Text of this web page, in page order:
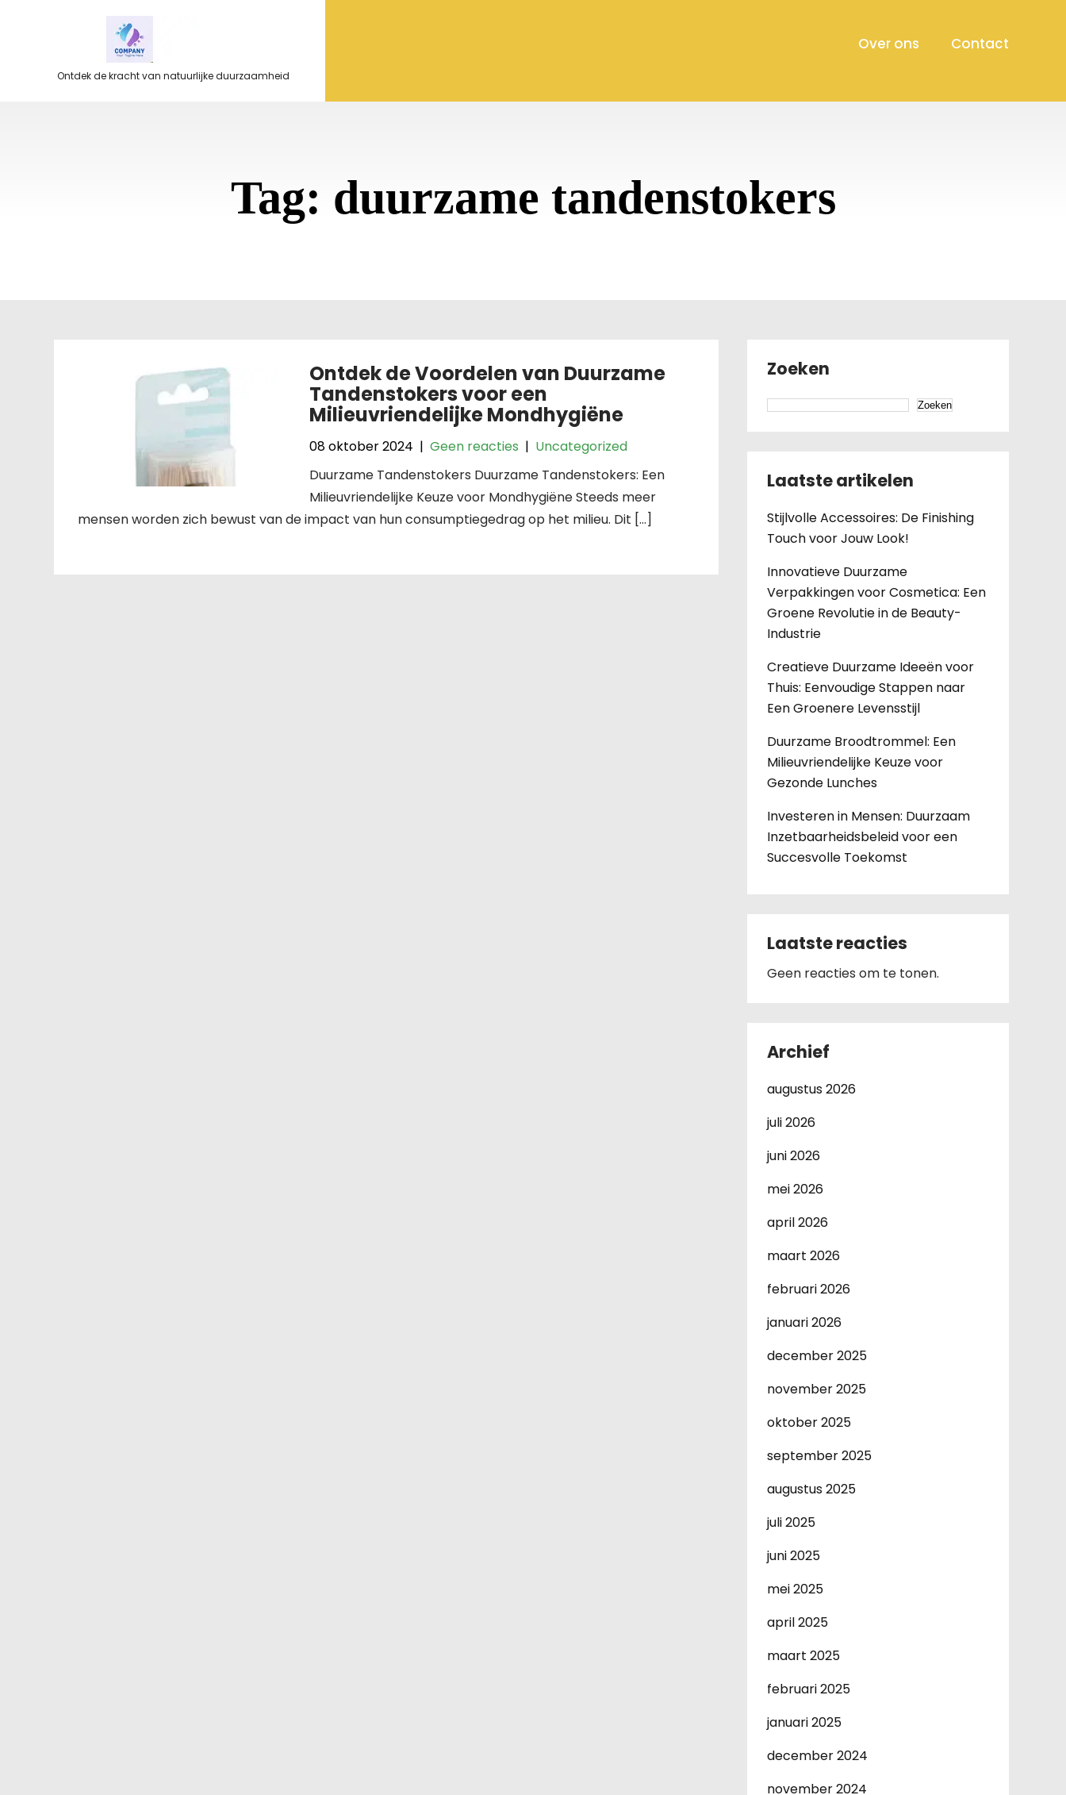
Ontdek de kracht van natuurlijke duurzaamheid
Over ons Contact
Tag: duurzame tandenstokers
Ontdek de Voordelen van Duurzame
Tandenstokers voor een
Milieuvriendelijke Mondhygiëne
08 oktober 2024 |Geen reacties | Uncategorized
Duurzame Tandenstokers Duurzame Tandenstokers: Een
Milieuvriendelijke Keuze voor Mondhygiëne Steeds meer
mensen worden zich bewust van de impact van hun consumptiegedrag op het milieu. Dit […]
Zoeken
Zoeken
Laatste artikelen
Stijlvolle Accessoires: De Finishing
Touch voor Jouw Look!
Innovatieve Duurzame
Verpakkingen voor Cosmetica: Een
Groene Revolutie in de Beauty-
Industrie
Creatieve Duurzame Ideeën voor
Thuis: Eenvoudige Stappen naar
Een Groenere Levensstijl
Duurzame Broodtrommel: Een
Milieuvriendelijke Keuze voor
Gezonde Lunches
Investeren in Mensen: Duurzaam
Inzetbaarheidsbeleid voor een
Succesvolle Toekomst
Laatste reacties
Geen reacties om te tonen.
Archief
augustus 2026
juli 2026
juni 2026
mei 2026
april 2026
maart 2026
februari 2026
januari 2026
december 2025
november 2025
oktober 2025
september 2025
augustus 2025
juli 2025
juni 2025
mei 2025
april 2025
maart 2025
februari 2025
januari 2025
december 2024
november 2024